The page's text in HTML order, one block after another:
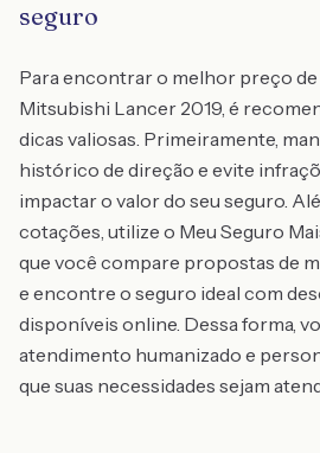
seguro
Para encontrar o melhor preço de
Mitsubishi Lancer 2019, é
dicas valiosas. Primeiramente,
histórico de direção e evite
impactar o valor do seu seguro.
cotações, utilize o Meu Seguro
que você compare propostas de
e encontre o seguro ideal com
disponíveis online. Dessa forma,
atendimento humanizado e
que suas necessidades sejam